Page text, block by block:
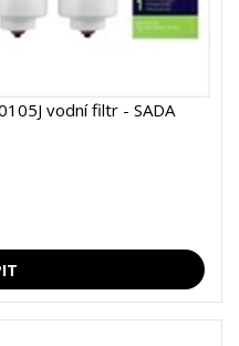
vodní filtr - SADA